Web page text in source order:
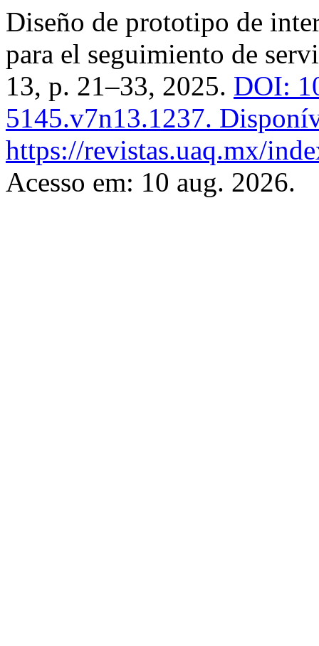
Diseño de prototipo de
para el seguimiento de
13, p. 21–33, 2025. DOI:
5145.v7n13.1237.
https://revistas.uaq.mx/
Acesso em: 10 aug. 2026.